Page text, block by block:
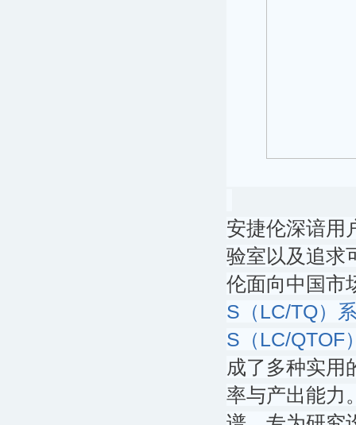
安捷伦深谙用
验室以及追求
伦面向中国市
S（LC/TQ）
S（LC/QTOF
成了多种实用
率与产出能力